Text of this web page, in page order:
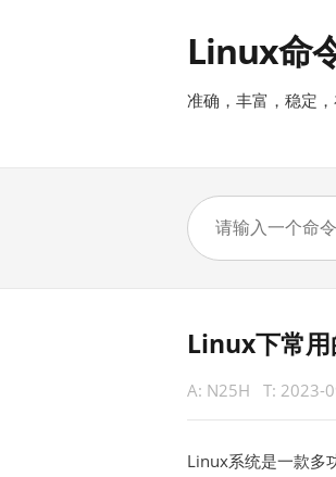
Linux命
准确，丰富，稳定
Linux下常用
A: N25H T: 2023-
Linux系统是一款多